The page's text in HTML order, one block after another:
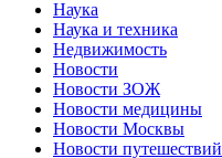
Наука
Наука и техника
Недвижимость
Новости
Новости ЗОЖ
Новости медицины
Новости Москвы
Новости путешествий